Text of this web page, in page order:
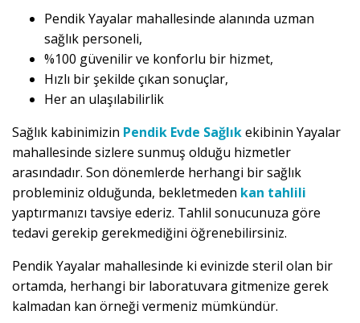
Pendik Yayalar mahallesinde alanında uzman
sağlık personeli,
%100 güvenilir ve konforlu bir hizmet,
Hızlı bir şekilde çıkan sonuçlar,
Her an ulaşılabilirlik
Sağlık kabinimizin Pendik Evde Sağlıkekibinin Yayalar
mahallesinde sizlere sunmuş olduğu hizmetler
arasındadır. Son dönemlerde herhangi bir sağlık
probleminiz olduğunda, bekletmeden kan tahlili
yaptırmanızı tavsiye ederiz. Tahlil sonucunuza göre
tedavi gerekip gerekmediğini öğrenebilirsiniz.
Pendik Yayalar mahallesinde ki evinizde steril olan bir
ortamda, herhangi bir laboratuvara gitmenize gerek
kalmadan kan örneği vermeniz mümkündür.